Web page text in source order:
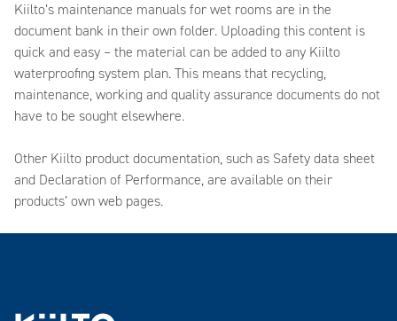
Kiilto’s maintenance manuals for wet rooms are in the
document bank in their own folder. Uploading this content is
quick and easy – the material can be added to any Kiilto
waterproofing system plan. This means that recycling,
maintenance, working and quality assurance documents do not
have to be sought elsewhere.
Other Kiilto product documentation, such as Safety data sheet
and Declaration of Performance, are available on their
products’ own web pages.